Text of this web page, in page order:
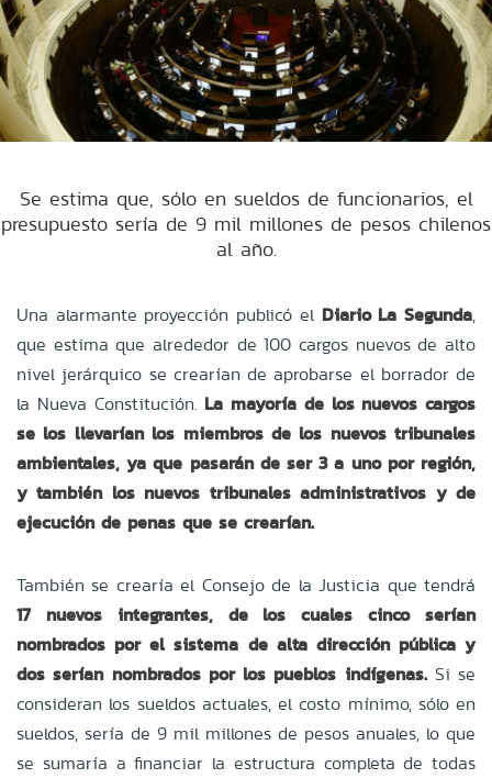
Se estima que, sólo en sueldos de funcionarios, el
presupuesto sería de 9 mil millones de pesos chilenos
al año.
Una alarmante proyección publicó el Diario La Segunda,
que estima que alrededor de 100 cargos nuevos de alto
nivel jerárquico se crearían de aprobarse el borrador de
la Nueva Constitución. La mayoría de los nuevos cargos
se los llevarían los miembros de los nuevos tribunales
ambientales, ya que pasarán de ser 3 a uno por región,
y también los nuevos tribunales administrativos y de
ejecución de penas que se crearían.
También se crearía el Consejo de la Justicia que tendrá
17 nuevos integrantes, de los cuales cinco serían
nombrados por el sistema de alta dirección pública y
dos serían nombrados por los pueblos indígenas.Si se
consideran los sueldos actuales, el costo mínimo, sólo en
sueldos, sería de 9 mil millones de pesos anuales, lo que
se sumaría a financiar la estructura completa de todas